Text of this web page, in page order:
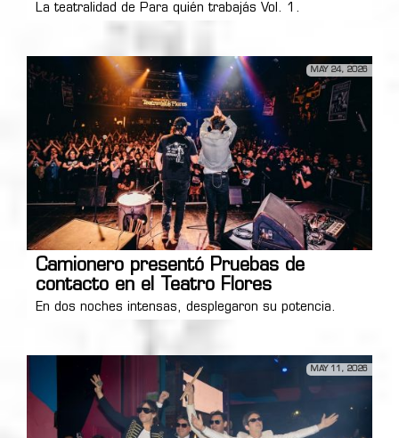
La teatralidad de Para quién trabajás Vol. 1.
MAY 24, 2026
Camionero presentó Pruebas de
contacto en el Teatro Flores
En dos noches intensas, desplegaron su potencia.
MAY 11, 2026